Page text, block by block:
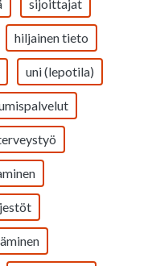
sijoittajat
hiljainen tieto
uni (lepotila)